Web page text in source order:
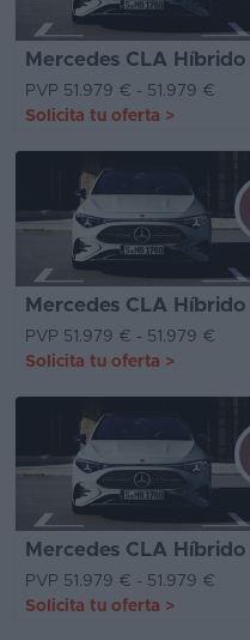
Mercedes CLA Híbrido
PVP 51.979 € - 51.979 €
Solicita tu oferta >
Mercedes CLA Híbrido
PVP 51.979 € - 51.979 €
Solicita tu oferta >
Mercedes CLA Híbrido
PVP 51.979 € - 51.979 €
Solicita tu oferta >